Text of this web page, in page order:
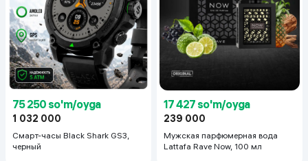
75 250 so'm/oyga
1 032 000
Смарт-часы Black Shark GS3,
черный
17 427 so'm/oyga
239 000
Мужская парфюмерная вода
Lattafa Rave Now, 100 мл